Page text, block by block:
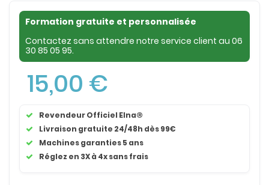
Formation gratuite et personnalisée
Contactez sans attendre notre service client au 06
30 85 05 95.
15,00 €
Revendeur Officiel Elna®
Livraison gratuite 24/48h dès 99€
Machines garanties 5 ans
Réglez en 3X à 4x sans frais